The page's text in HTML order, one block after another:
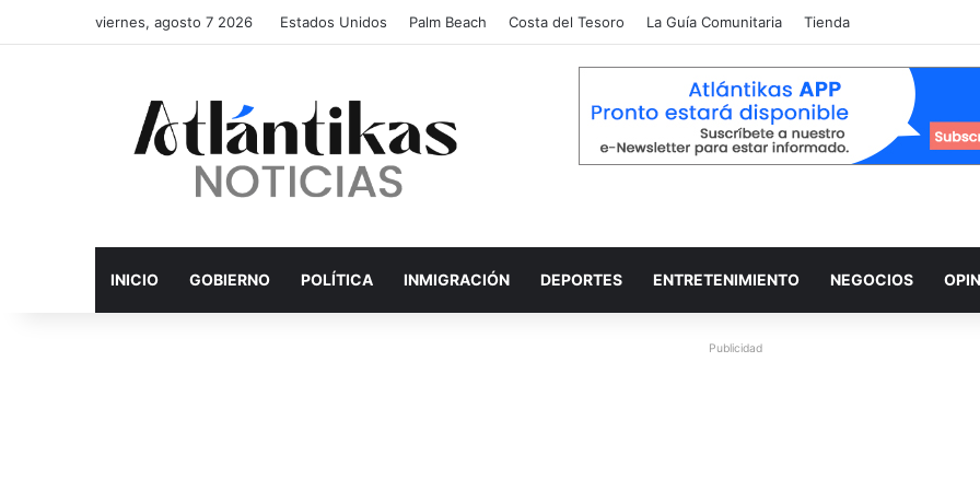
viernes, agosto 7 2026 Estados Unidos Palm Beach Costa del Tesoro La Guía Comunitaria Tienda
INICIO GOBIERNO POLÍTICA INMIGRACIÓN DEPORTES ENTRETENIMIENTO NEGOCIOS
Publicidad